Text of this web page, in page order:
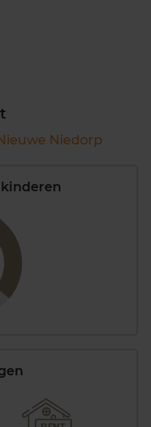
Niedorp